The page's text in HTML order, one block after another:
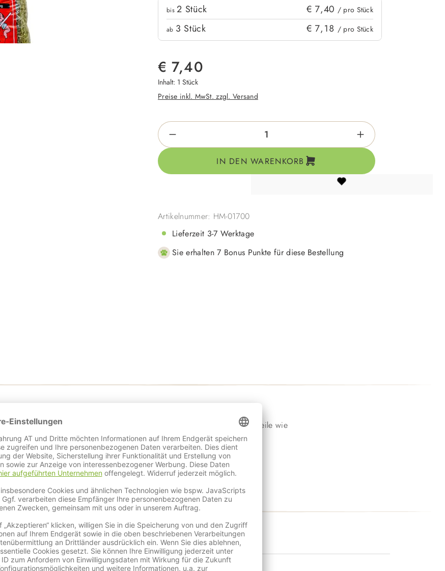
Mengenrabatte
bis2 Stück € 7,40 / pro Stück
ab 3 Stück € 7,18 / pro Stück
€ 7,40
Inhalt: 1 Stück
Preise inkl. MwSt. zzgl. Versand
Produkt Anzahl: Gib den gewünschten Wert ein oder
IN DEN WARENKORB
Artikelnummer: HM-01700
Lieferzeit 3-7 Werktage
Sie erhalten 7 Bonus Punkte für diese Bestellung
Nagetiere. Es ist völlig natürlich und enthält wertvolle Futterbestandteile wie
Schatten um die wertvollen Inhaltsstoffe zu schützen.
im Überblick:
Qualität erhalten.